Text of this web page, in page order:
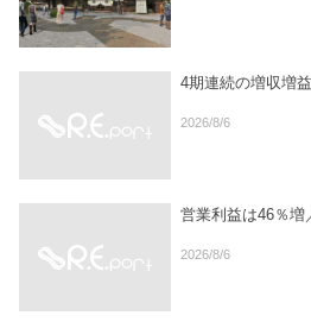
4期連続の増収増
2026/8/6
営業利益は46％増
2026/8/6